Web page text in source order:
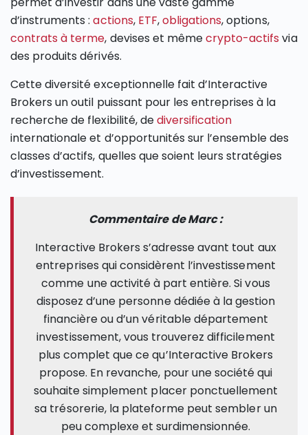
d’instruments :actions, ETF,obligations, options,
contrats à terme, devises et mêmecrypto-actifs via
des produits dérivés.
Cette diversité exceptionnelle fait d’Interactive
Brokers un outil puissant pour les entreprises à la
recherche de flexibilité, dediversification
internationale et d’opportunités sur l’ensemble des
classes d’actifs, quelles que soient leurs stratégies
d’investissement.
Commentaire de Marc :
Interactive Brokers s’adresse avant tout aux
entreprises qui considèrent l’investissement
comme une activité à part entière. Si vous
disposez d’une personne dédiée à la gestion
financière ou d’un véritable département
investissement, vous trouverez difficilement
plus complet que ce qu’Interactive Brokers
propose. En revanche, pour une société qui
souhaite simplement placer ponctuellement
sa trésorerie, la plateforme peut sembler un
peu complexe et surdimensionnée.